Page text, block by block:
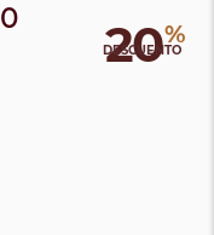
20%
DESCUENTO